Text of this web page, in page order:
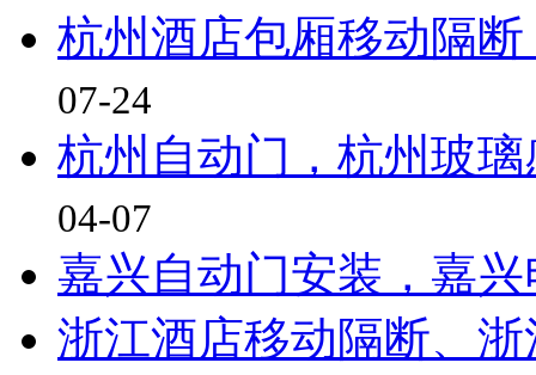
杭州酒店包厢移动隔
07-24
杭州自动门，杭州玻
04-07
嘉兴自动门安装，嘉
浙江酒店移动隔断、